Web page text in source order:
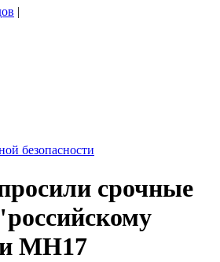
|
безопасности
срочные
MH17